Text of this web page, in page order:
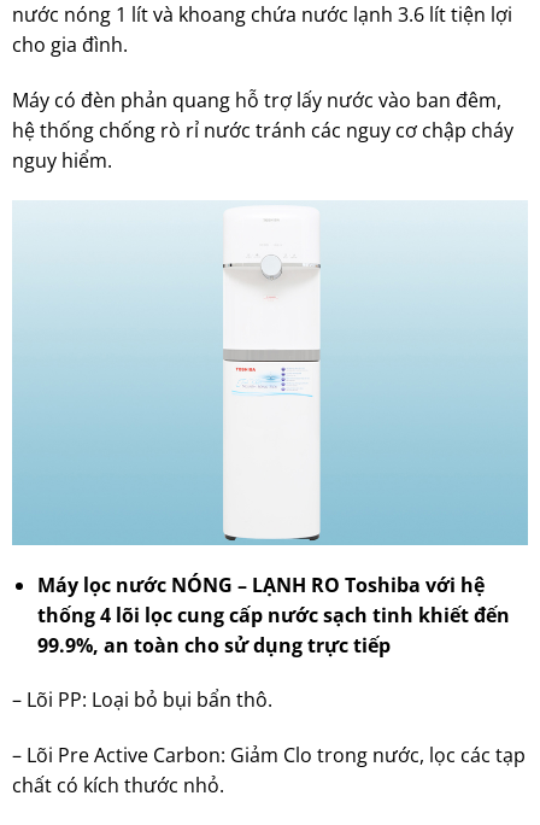
nước nóng 1 lít và khoang chứa nước lạnh 3.6 lít tiện lợi
cho gia đình.
Máy có đèn phản quang hỗ trợ lấy nước vào ban đêm,
hệ thống chống rò rỉ nước tránh các nguy cơ chập cháy
nguy hiểm.
Máy lọc nước NÓNG – LẠNH RO Toshiba với hệ
thống 4 lõi lọc cung cấp nước sạch tinh khiết đến
99.9%, an toàn cho sử dụng trực tiếp
– Lõi PP: Loại bỏ bụi bẩn thô.
– Lõi Pre Active Carbon: Giảm Clo trong nước, lọc các tạp
chất có kích thước nhỏ.